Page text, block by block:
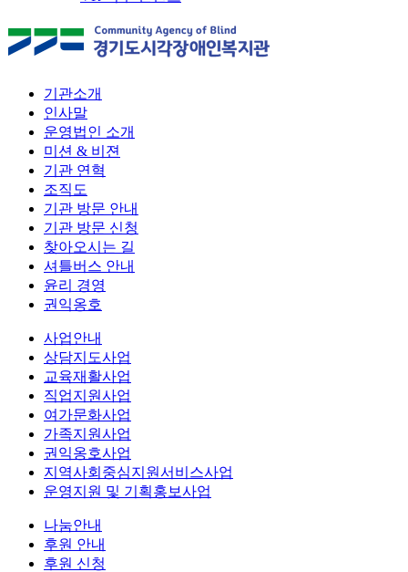
기관소개
인사말
운영법인 소개
미션 & 비젼
기관 연혁
조직도
기관 방문 안내
기관 방문 신청
찾아오시는 길
셔틀버스 안내
윤리 경영
권익옹호
사업안내
상담지도사업
교육재활사업
직업지원사업
여가문화사업
가족지원사업
권익옹호사업
지역사회중심지원서비스사업
운영지원 및 기획홍보사업
나눔안내
후원 안내
후원 신청